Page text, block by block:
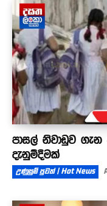
පාසල් නිවාඩුව ගැන
දැනුම්දීමක්
උණුසුම් පුවත් | Hot News